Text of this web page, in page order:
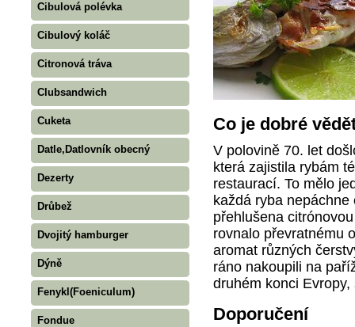
Cibulová polévka
Cibulový koláč
Citronová tráva
Clubsandwich
Cuketa
Datle,Datlovník obecný
Dezerty
Drůbež
Dvojitý hamburger
Dýně
Fenykl(Foeniculum)
Fondue
Co je dobré
V polovině 70. let
která zajistila rybám
restaurací. To mělo
každá ryba
přehlušena
rovnalo převratnému
aromat různých
ráno nakoupili na
druhém konci
Doporučení